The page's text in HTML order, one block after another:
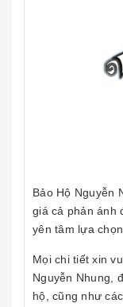
Bảo Hộ Nguyễn
giá cả phản ánh
yên tâm lựa
Mọi chi tiết xin
Nguyễn Nhung,
hộ, cũng như